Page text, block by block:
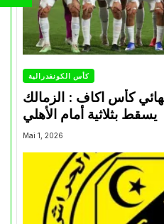
كأس الكونفدرالية
كأس اكاف : الزمالك
Mai 1, 2026